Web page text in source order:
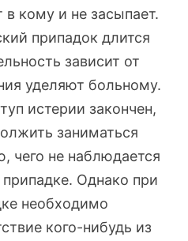
в кому и не засыпает.
припадок длится
зависит от
уделяют больному.
истерии закончен,
заниматься
чего не наблюдается
Однако при
необходимо
кого-нибудь из